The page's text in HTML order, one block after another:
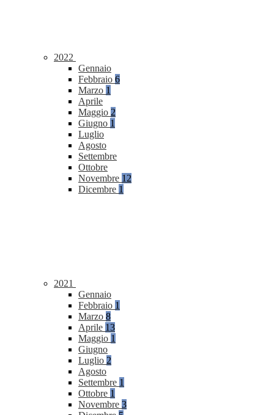
2022
Gennaio
Febbraio 6
Marzo 1
Aprile
Maggio 2
Giugno 1
Luglio
Agosto
Settembre
Ottobre
Novembre 12
Dicembre 1
2021
Gennaio
Febbraio 1
Marzo 8
Aprile 13
Maggio 1
Giugno
Luglio 2
Agosto
Settembre 1
Ottobre 1
Novembre 3